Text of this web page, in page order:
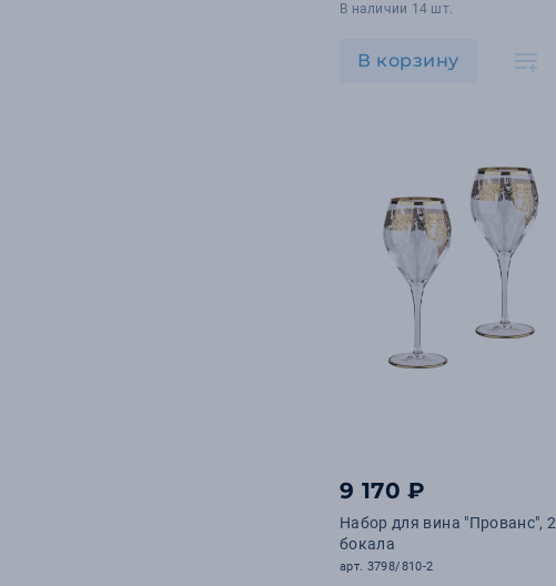
В наличии 14 шт.
В корзину
9 170 ₽
Набор для вина "Прованс", 2
бокала
арт. 3798/810-2